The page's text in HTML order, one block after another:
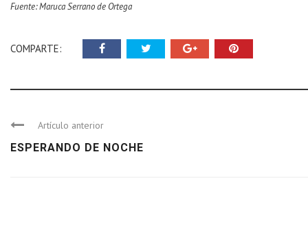
Fuente: Maruca Serrano de Ortega
COMPARTE:
Artículo anterior
ESPERANDO DE NOCHE